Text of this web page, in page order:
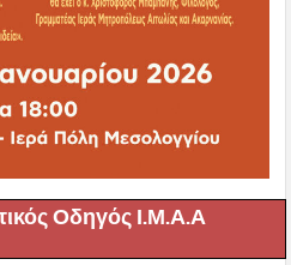
Οδηγός Ι.Μ.Α.Α